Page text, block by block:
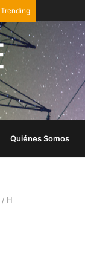
Trending
Quiénes Somos
/ H